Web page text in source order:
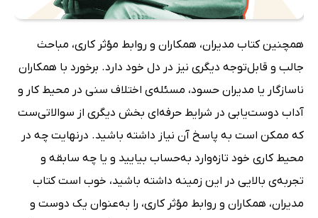
همچنین کتاب مدیران، همکاران و روابط مؤثر کاری، مباحث
جالب و قابل‌توجه دیگری نیز در دل خود دارد. برخورد با همکاران
ناسازگار یا مدیران حسود، مسئله‌ی اختلاف سنی در محیط کار و
آداب دوست‌یابی در شرایط حرفه‌ای بخش دیگری از سوالاتی‌ست
که ممکن است به پاسخ آن نیاز داشته باشید. درنهایت چه در
محیط کاری خود تازه‌وارد به‌حساب بیایید و یا چه سابقه و
تجربه‌ی بالایی در این زمینه داشته باشید، خوب است کتاب
مدیران، همکاران و روابط مؤثر کاری، را به‌عنوان یک دوست و